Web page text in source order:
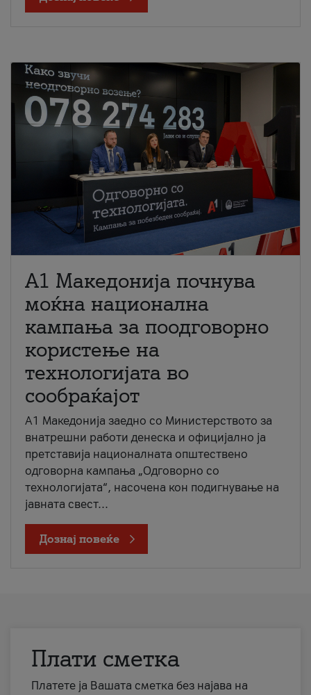
A1 Македонија почнува
моќна национална
кампања за поодговорно
користење на
технологијата во
сообраќајот
A1 Македонија заедно со Министерството за
внатрешни работи денеска и официјално ја
претставија националната општествено
одговорна кампања „Одговорно со
технологијата“, насочена кон подигнување на
јавната свест...
Дознај повеќе
Плати сметка
Платете ја Вашата сметка без најава на